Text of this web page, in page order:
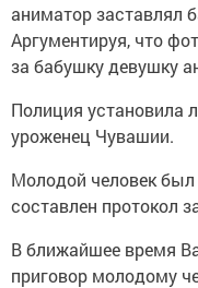
аниматор заставлял
Аргументируя, что
за бабушку девушку
Полиция установила
уроженец Чувашии.
Молодой человек
составлен протокол
В ближайшее время
приговор молодому